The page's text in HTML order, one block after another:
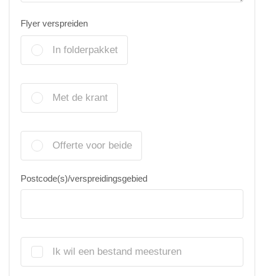
Flyer verspreiden
In folderpakket
Met de krant
Offerte voor beide
Postcode(s)/verspreidingsgebied
Ik wil een bestand meesturen